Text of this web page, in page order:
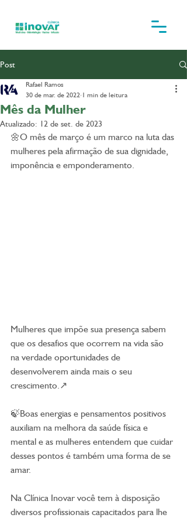
Post
Mês da Mulher
Rafael Ramos
30 de mar. de 2022 1 min de leitura
Atualizado: 12 de set. de 2023
🌼O mês de março é um marco na luta das
mulheres pela afirmação de sua dignidade,
imponência e emponderamento.
Mulheres que impõe sua presença sabem
que os desafios que ocorrem na vida são
na verdade oportunidades de
desenvolverem ainda mais o seu
crescimento.↗️
🍃Boas energias e pensamentos positivos
auxiliam na melhora da saúde física e
mental e as mulheres entendem que cuidar
desses pontos é também uma forma de se
amar.
Na Clínica Inovar você tem à disposição
diversos profissionais capacitados para lhe